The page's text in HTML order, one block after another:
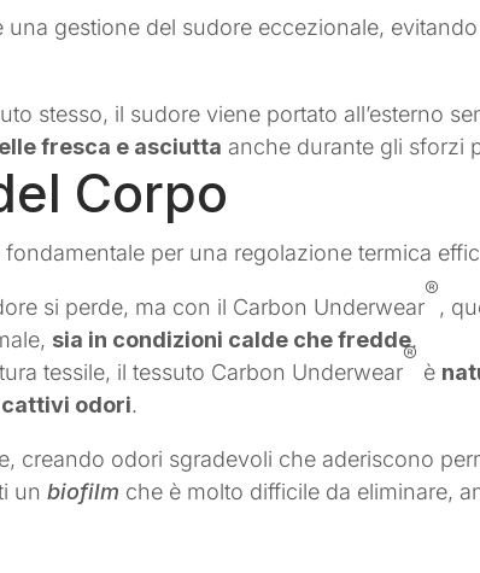
una gestione del sudore eccezionale,
stesso, il sudore viene portato all’esterno
fresca e asciutta anche durante gli sforzi
Corpo
per una regolazione termica
si perde, ma con il Carbon Underwear
®
,
sia in condizioni calde che fredde.
tessile, il tessuto Carbon Underwear
®
è
odori.
creando odori sgradevoli che aderiscono
unbiofilm che è molto difficile da eliminare,